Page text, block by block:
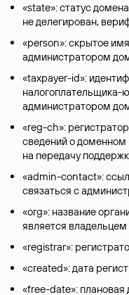
«state»: статус
не делегирован,
«person»: скрытое
администратором
«taxpayer-id»:
налогоплательщика-
администратором
«reg-ch»:
сведений о доменном
на передачу
«admin-contact»:
связаться с
«org»: название
является
«registrar»:
«created»: дата
«free-date»: